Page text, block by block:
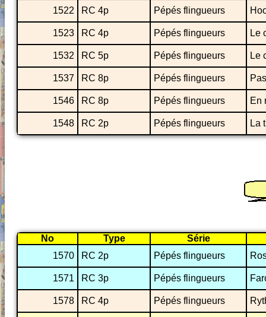
1522
RC 4p Pépés flingueurs
1523 RC 4p Pépés flingueurs Le
1532 RC 5p Pépés flingueurs Le
1537 RC 8p Pépés flingueurs
1546 RC 8p Pépés flingueurs En
1548 RC 2p Pépés flingueurs La
No Type
Série
1570
RC 2p Pépés flingueurs
1571 RC 3p Pépés flingueurs
1578 RC 4p Pépés flingueurs